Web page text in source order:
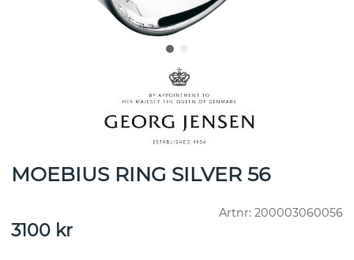
MOEBIUS RING SILVER 56
Artnr: 200003060056
3100 kr